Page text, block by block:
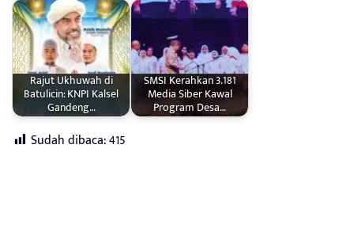
Rajut Ukhuwah di
Batulicin: KNPI Kalsel
Gandeng…
SMSI Kerahkan 3.181
Media Siber Kawal
Program Desa…
Sudah dibaca:415